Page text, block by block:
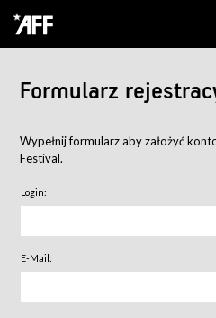
Formularz
Wypełnij formularz aby założyć
Festival.
Login:
E-Mail: